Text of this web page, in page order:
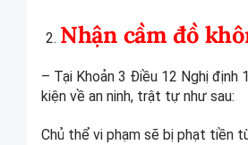
Nhận cầm đồ
– Tại Khoản 3 Điều 12 Nghị
kiện về an ninh, trật tự như sau:
Chủ thể vi phạm sẽ bị phạt tiền